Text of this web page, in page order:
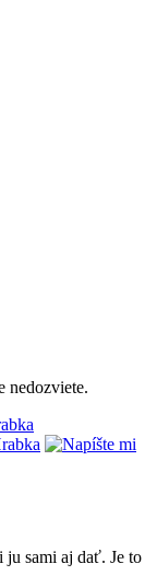
nedozviete.
ju sami aj dať. Je to